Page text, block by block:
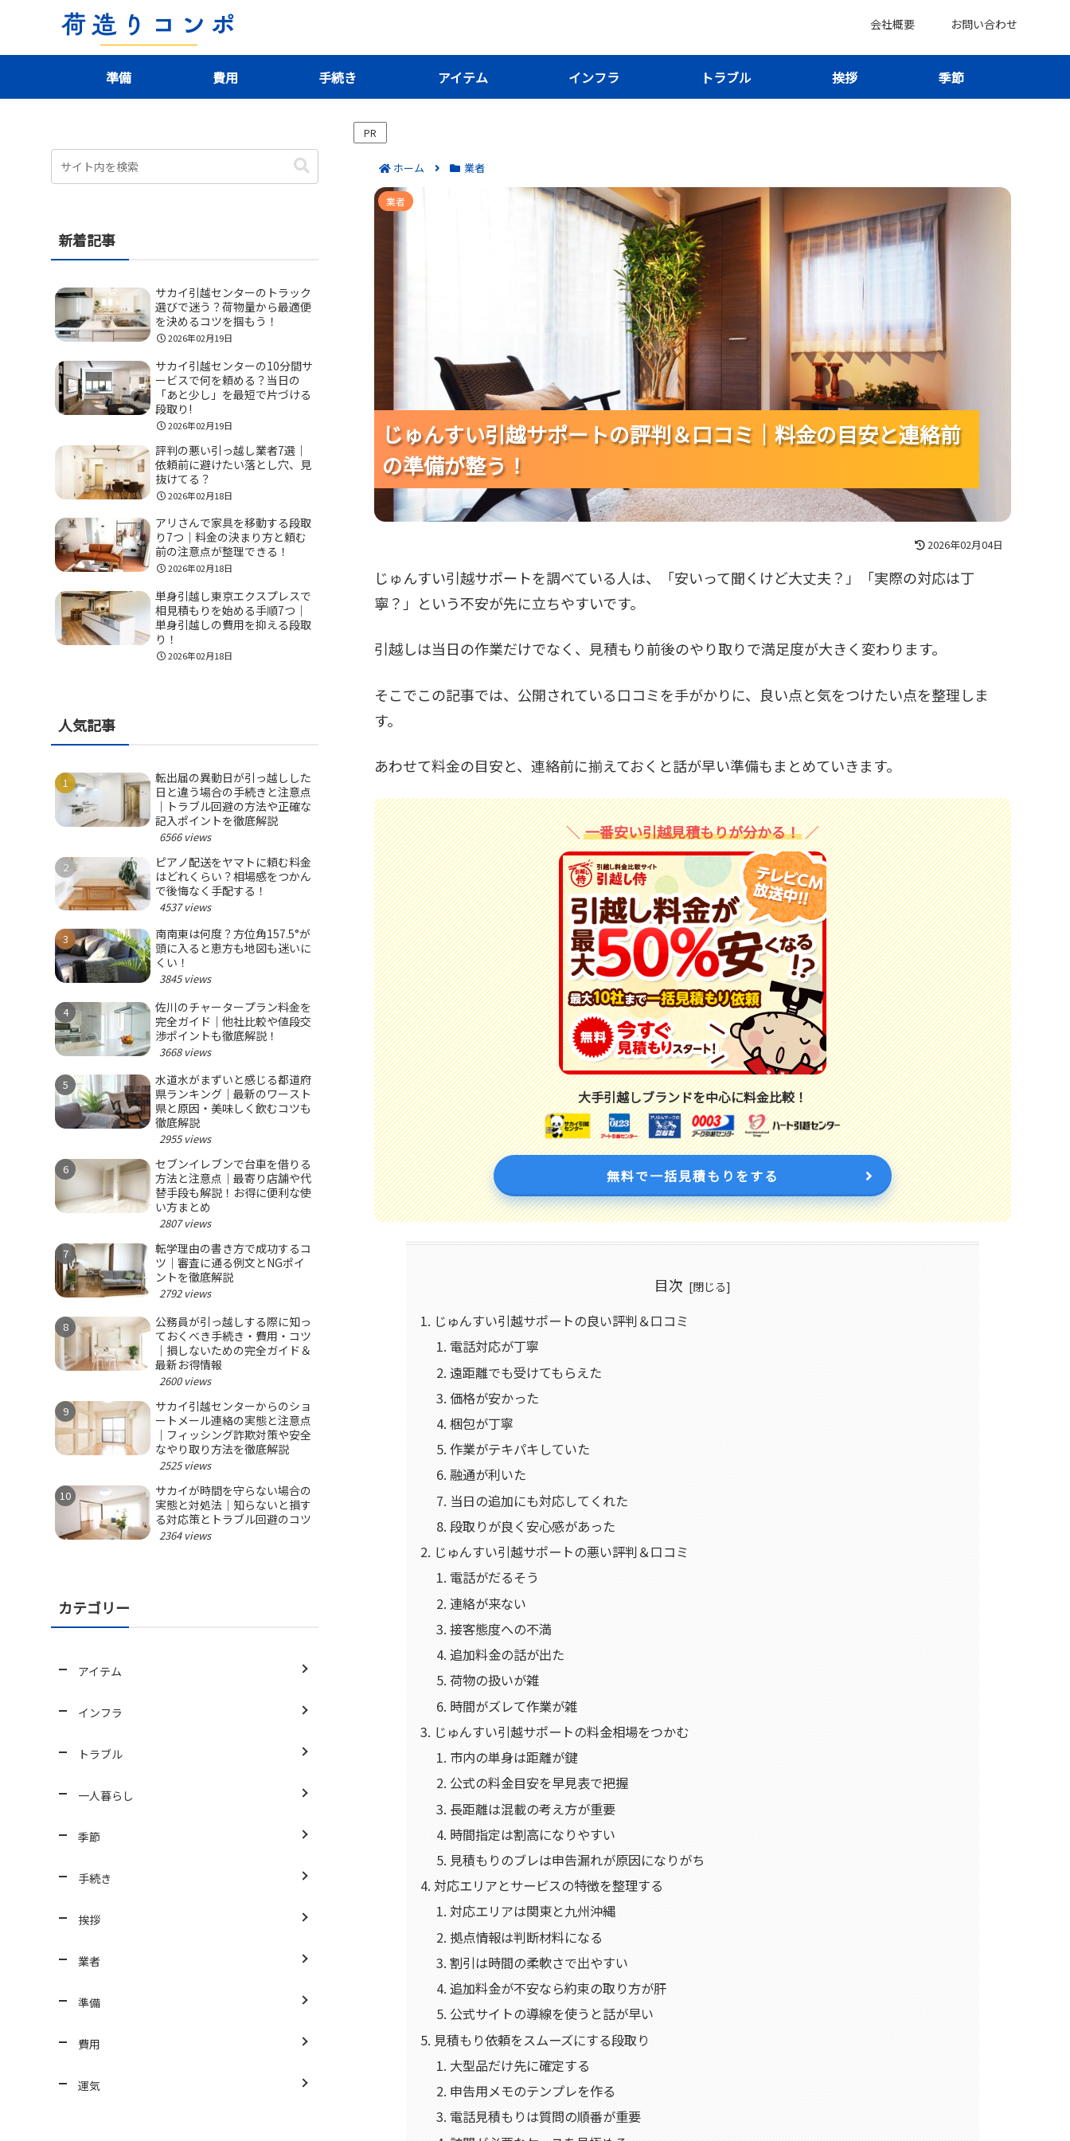
会社概要 お問い合わせ
準備 費用 手続き アイテム インフラ トラブル 挨拶 季節
PR
ホーム 業者
じゅんすい引越サポートの評判＆口コミ｜料金の目安と連絡前の準備が整う！
じゅんすい引越サポートの評判＆口コミ｜料金の目安と連絡前
の準備が整う！
じゅんすい引越サポートの評判＆口コミ｜料金の目安と連絡前
の準備が整う！
じゅんすい引越サポートの評判＆口コミ｜料金の目安と連絡前
の準備が整う！
業者
2026年02月04日
じゅんすい引越サポートを調べている人は、「安いって聞くけど大丈夫？」「実際の対応は丁
寧？」という不安が先に立ちやすいです。
引越しは当日の作業だけでなく、見積もり前後のやり取りで満足度が大きく変わります。
そこでこの記事では、公開されている口コミを手がかりに、良い点と気をつけたい点を整理しま
す。
あわせて料金の目安と、連絡前に揃えておくと話が早い準備もまとめていきます。
一番安い引越見積もりが分かる！
大手引越しブランドを中心に料金比較！
無料で一括見積もりをする
目次
じゅんすい引越サポートの良い評判＆口コミ
電話対応が丁寧
遠距離でも受けてもらえた
価格が安かった
梱包が丁寧
作業がテキパキしていた
融通が利いた
当日の追加にも対応してくれた
段取りが良く安心感があった
じゅんすい引越サポートの悪い評判＆口コミ
電話がだるそう
連絡が来ない
接客態度への不満
追加料金の話が出た
荷物の扱いが雑
時間がズレて作業が雑
じゅんすい引越サポートの料金相場をつかむ
市内の単身は距離が鍵
公式の料金目安を早見表で把握
長距離は混載の考え方が重要
時間指定は割高になりやすい
見積もりのブレは申告漏れが原因になりがち
対応エリアとサービスの特徴を整理する
対応エリアは関東と九州沖縄
拠点情報は判断材料になる
割引は時間の柔軟さで出やすい
追加料金が不安なら約束の取り方が肝
公式サイトの導線を使うと話が早い
見積もり依頼をスムーズにする段取り
大型品だけ先に確定する
申告用メモのテンプレを作る
電話見積もりは質問の順番が重要
新着記事
サカイ引越センターのトラック
選びで迷う？荷物量から最適便
を決めるコツを掴もう！
2026年02月19日
サカイ引越センターの10分間サ
ービスで何を頼める？当日の
「あと少し」を最短で片づける
段取り!
2026年02月19日
評判の悪い引っ越し業者7選｜
依頼前に避けたい落とし穴、見
抜けてる？
2026年02月18日
アリさんで家具を移動する段取
り7つ｜料金の決まり方と頼む
前の注意点が整理できる！
2026年02月18日
単身引越し東京エクスプレスで
相見積もりを始める手順7つ｜
単身引越しの費用を抑える段取
り！
2026年02月18日
人気記事
転出届の異動日が引っ越しした
日と違う場合の手続きと注意点
｜トラブル回避の方法や正確な
記入ポイントを徹底解説
6566 views
ピアノ配送をヤマトに頼む料金
はどれくらい？相場感をつかん
で後悔なく手配する！
4537 views
南南東は何度？方位角157.5°が
頭に入ると恵方も地図も迷いに
くい！
3845 views
佐川のチャータープラン料金を
完全ガイド｜他社比較や値段交
渉ポイントも徹底解説！
3668 views
水道水がまずいと感じる都道府
県ランキング｜最新のワースト
県と原因・美味しく飲むコツも
徹底解説
2955 views
セブンイレブンで台車を借りる
方法と注意点｜最寄り店舗や代
替手段も解説！お得に便利な使
い方まとめ
2807 views
転学理由の書き方で成功するコ
ツ｜審査に通る例文とNGポイ
ントを徹底解説
2792 views
公務員が引っ越しする際に知っ
ておくべき手続き・費用・コツ
｜損しないための完全ガイド＆
最新お得情報
2600 views
サカイ引越センターからのショ
ートメール連絡の実態と注意点
｜フィッシング詐欺対策や安全
なやり取り方法を徹底解説
2525 views
サカイが時間を守らない場合の
実態と対処法｜知らないと損す
る対応策とトラブル回避のコツ
2364 views
カテゴリー
アイテム
インフラ
トラブル
一人暮らし
季節
手続き
挨拶
業者
準備
費用
運気